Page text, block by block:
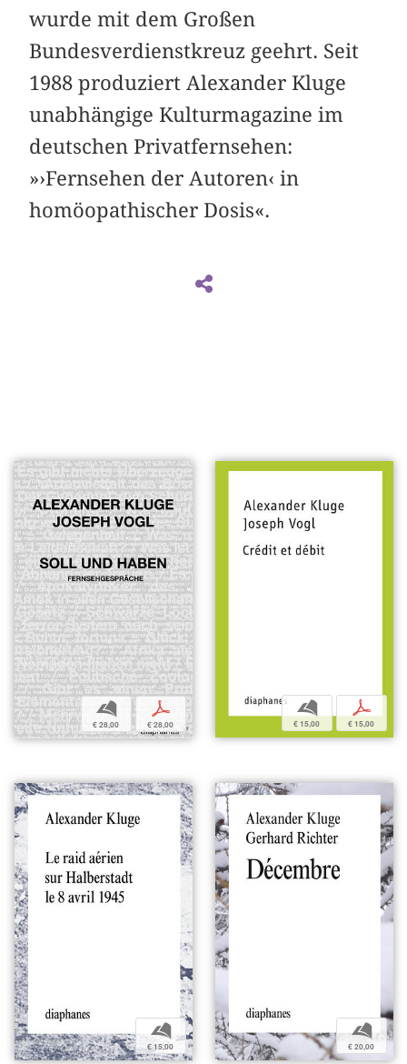
wurde mit dem Großen
Bundesverdienstkreuz geehrt. Seit
1988 produziert Alexander Kluge
unabhängige Kulturmagazine im
deutschen Privatfernsehen:
»›Fernsehen der Autoren‹ in
homöopathischer Dosis«.
b
€ 28,00
p
€ 28,00
b
€ 15,00
p
€ 15,00
b
€ 15,00
b
€ 20,00